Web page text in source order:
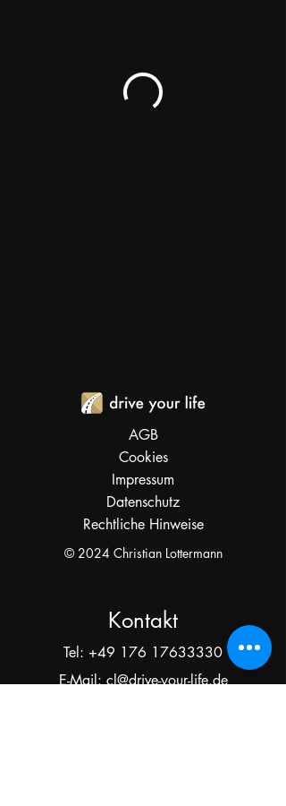
AGB
Cookies
Impressum
Datenschutz
Rechtliche Hinweise
© 2024 Christian Lottermann
Kontakt
Tel: +49 176 17633330
E-Mail:cl@drive-your-life.de